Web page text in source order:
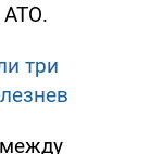
АТО.
три